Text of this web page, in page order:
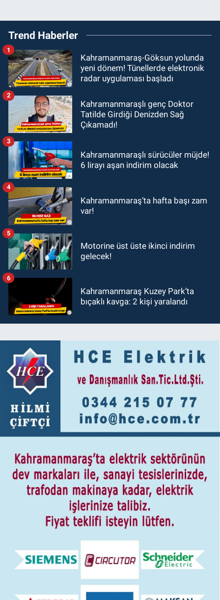
Trend Haberler
Kahramanmaraş-Göksun yolunda
yeni dönem! Tünellerde elektronik
radar uygulaması başladı
1
Kahramanmaraşlı genç Doktor
Tatilde Girdiği Denizden Sağ
Çıkamadı!
2
Kahramanmaraşlı sürücüler müjde!
6 lirayı aşan indirim olacak
3
Kahramanmaraş’ta hafta başı zam
var!
4
Motorine üst üste ikinci indirim
gelecek!
5
Kahramanmaraş Kuzey Park’ta
bıçaklı kavga: 2 kişi yaralandı
6